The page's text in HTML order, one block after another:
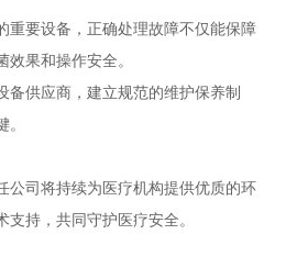
重要设备，正确处理故障不仅能保障
果和操作安全。
备供应商，建立规范的维护保养制
公司将持续为医疗机构提供优质的环
持，共同守护医疗安全。